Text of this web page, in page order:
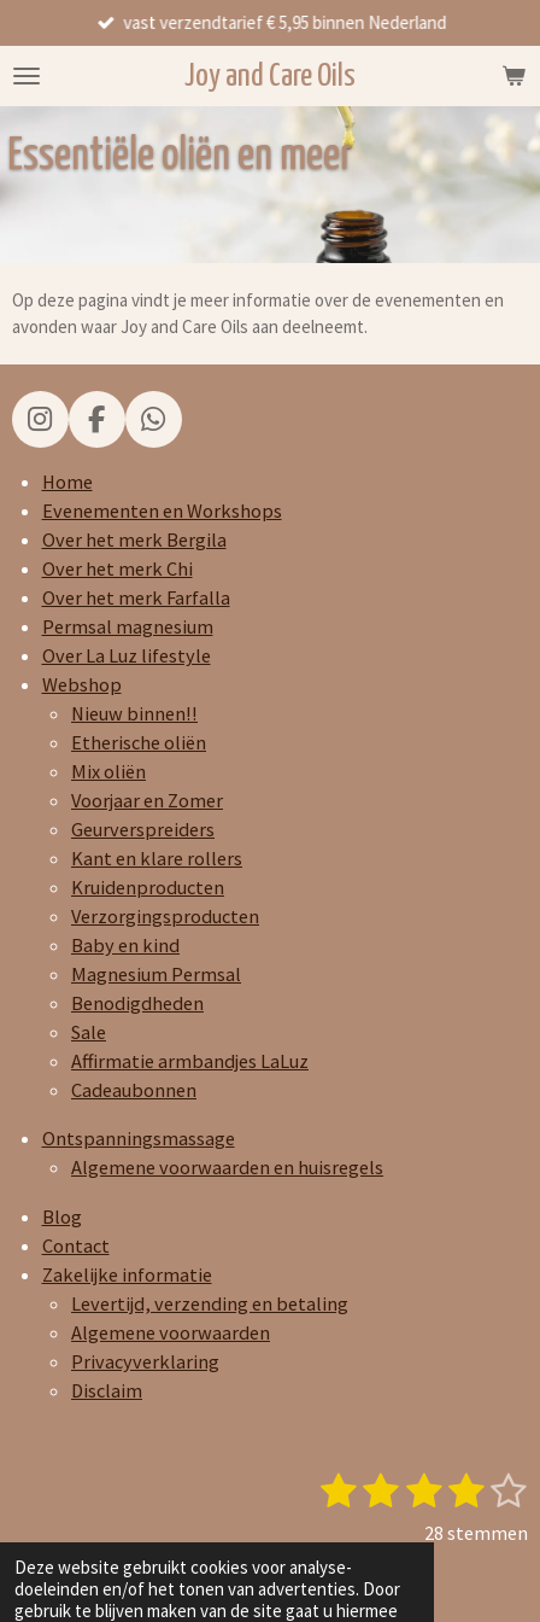
Deze website gebruikt cookies voor analyse-
doeleinden en/of het tonen van advertenties. Door
gebruik te blijven maken van de site gaat u hiermee
direct
naar
de
Joy and Care Oils
vast verzendtarief € 5,95 binnen Nederland
Essentiële oliën en meer
Op deze pagina vindt je meer informatie over de evenementen en
avonden waar Joy and Care Oils aan deelneemt.
I
n
s
t
a
g
r
a
m
F
a
e
b
o
o
k
W
h
t
s
A
p
p
Home
Evenementen en Workshops
Over het merk Bergila
Over het merk Chi
Over het merk Farfalla
Permsal magnesium
Over La Luz lifestyle
Webshop
Nieuw binnen!!
Etherische oliën
Mix oliën
Voorjaar en Zomer
Geurverspreiders
Kant en klare rollers
Kruidenproducten
Verzorgingsproducten
Baby en kind
Magnesium Permsal
Benodigdheden
Sale
Affirmatie armbandjes LaLuz
Cadeaubonnen
Ontspanningsmassage
Algemene voorwaarden en huisregels
Blog
Contact
Zakelijke informatie
Levertijd, verzending en betaling
Algemene voorwaarden
Privacyverklaring
Disclaim
t
n
1
s
t
e
2
s
e
3
s
4
s
5
s
28 stemmen
© 2023 - 2026 Joy and Care Oils
Powered by JouwWeb